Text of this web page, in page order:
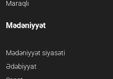
Maraqlı
Mədəniyyət
Mədəniyyət siyasəti
Ədəbiyyat